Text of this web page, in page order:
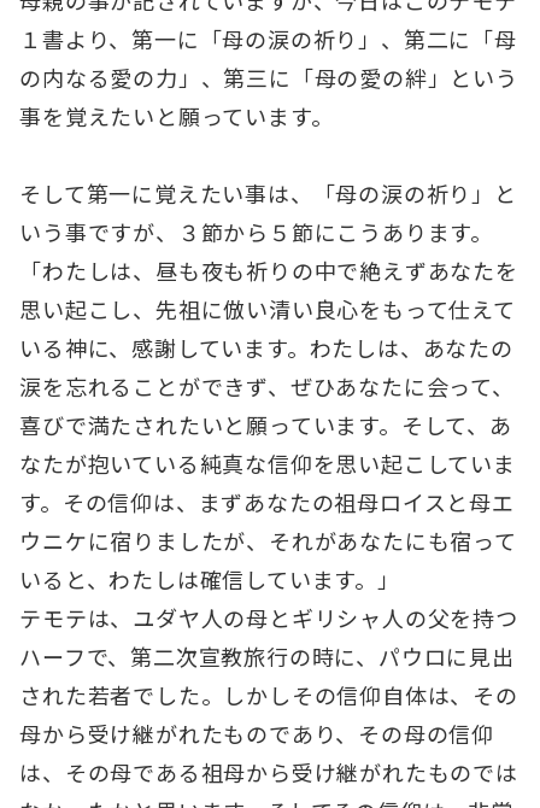
１書より、第一に「母の涙の祈り」、第二に「母
の内なる愛の力」、第三に「母の愛の絆」という
事を覚えたいと願っています。
そして第一に覚えたい事は、「母の涙の祈り」と
いう事ですが、３節から５節にこうあります。
「わたしは、昼も夜も祈りの中で絶えずあなたを
思い起こし、先祖に倣い清い良心をもって仕えて
いる神に、感謝しています。わたしは、あなたの
涙を忘れることができず、ぜひあなたに会って、
喜びで満たされたいと願っています。そして、あ
なたが抱いている純真な信仰を思い起こしていま
す。その信仰は、まずあなたの祖母ロイスと母エ
ウニケに宿りましたが、それがあなたにも宿って
いると、わたしは確信しています。」
テモテは、ユダヤ人の母とギリシャ人の父を持つ
ハーフで、第二次宣教旅行の時に、パウロに見出
された若者でした。しかしその信仰自体は、その
母から受け継がれたものであり、その母の信仰
は、その母である祖母から受け継がれたものでは